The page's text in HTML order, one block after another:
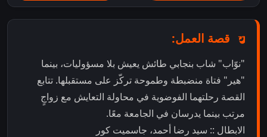
قصة العمل:
"نوّاب" شاب بنجابي طائش يعيش بلا مسؤوليات، بينما
"هير" فتاة منضبطة وطموحة تركّز على مستقبلها. تتابع
القصة رحلتهما الفوضوية في محاولة التعايش مع زواجٍ
مرتب بينما يدرسان في الجامعة معًا.
الابطال :: سيد رضا أحمد، جاسميت كور